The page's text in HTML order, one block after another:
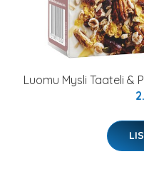
Luomu Mysli Taateli &